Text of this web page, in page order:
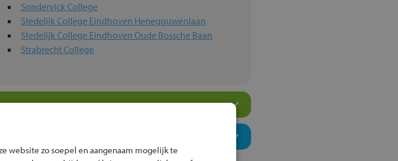
Sondervick College
Stedelijk College Eindhoven Henegouwenlaan
Stedelijk College Eindhoven Oude Bossche Baan
Strabrecht College
website zo soepel en aangenaam mogelijk te